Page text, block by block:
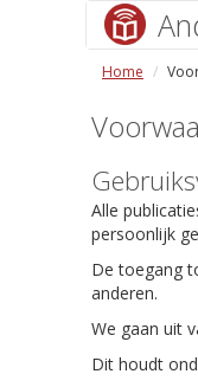
Home
Alle
persoonlijk
De toegang
anderen.
We gaan uit
Dit houdt